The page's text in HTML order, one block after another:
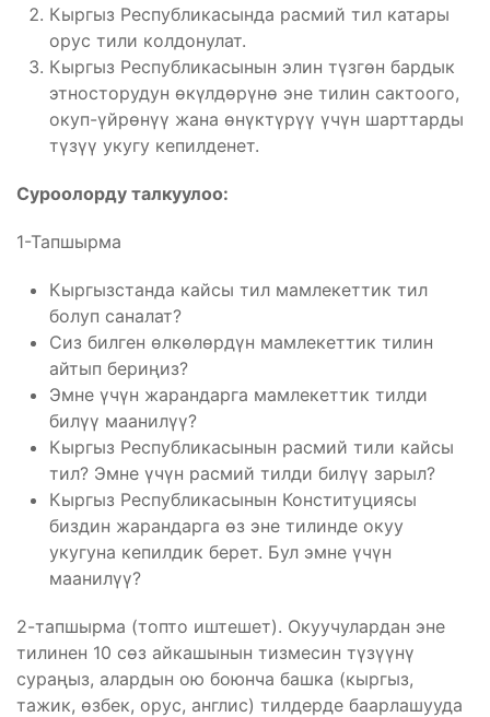
Кыргыз Республикасында расмий тил катары
орус тили колдонулат.
Кыргыз Республикасынын элин түзгөн бардык
этносторудун өкүлдөрүнө эне тилин сактоого,
окуп-үйрөнүү жана өнүктүрүү үчүн шарттарды
түзүү укугу кепилденет.
Суроолорду талкуулоо:
1-Тапшырма
Кыргызстанда кайсы тил мамлекеттик тил
болуп саналат?
Сиз билген өлкөлөрдүн мамлекеттик тилин
айтып бериңиз?
Эмне үчүн жарандарга мамлекеттик тилди
билүү маанилүү?
Кыргыз Республикасынын расмий тили кайсы
тил? Эмне үчүн расмий тилди билүү зарыл?
Кыргыз Республикасынын Конституциясы
биздин жарандарга өз эне тилинде окуу
укугуна кепилдик берет. Бул эмне үчүн
маанилүү?
2-тапшырма (топто иштешет). Окуучулардан эне
тилинен 10 сөз айкашынын тизмесин түзүүнү
сураңыз, алардын ою боюнча башка (кыргыз,
тажик, өзбек, орус, англис) тилдерде баарлашууда